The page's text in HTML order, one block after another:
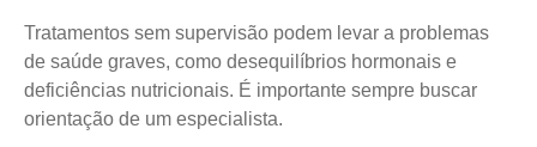
Tratamentos sem supervisão podem levar a problemas
de saúde graves, como desequilíbrios hormonais e
deficiências nutricionais. É importante sempre buscar
orientação de um especialista.